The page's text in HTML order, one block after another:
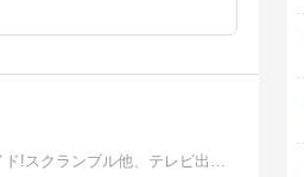
【美しい暮らしの空間プロデューサー】テレビ東京ソロモン流・日曜ビッグバラエティ、テレビ朝日ワイド!スクランブル他、テレビ出演は１００回を越え、多くの方の収納の悩みを解決。YouTubeチャンネルを開設し、2020年3月から動画配信スタート。